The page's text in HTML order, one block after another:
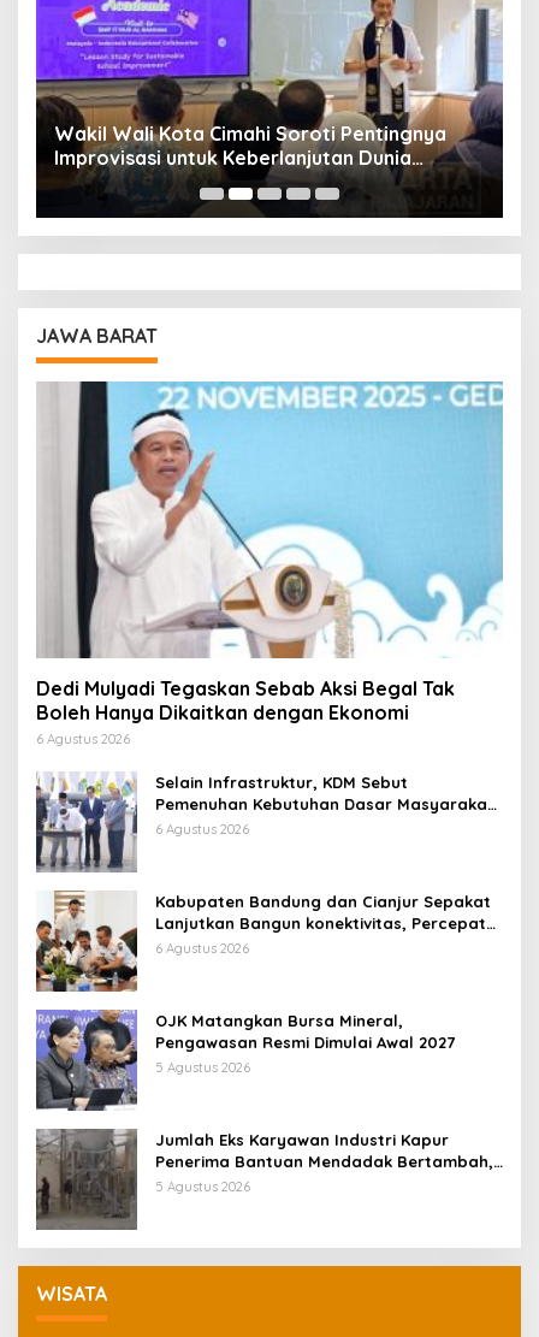
Wakil Wali Kota Cimahi Soroti Pentingnya
Improvisasi untuk Keberlanjutan Dunia
Pendidikan
JAWA BARAT
Dedi Mulyadi Tegaskan Sebab Aksi Begal Tak
Boleh Hanya Dikaitkan dengan Ekonomi
6 Agustus 2026
Selain Infrastruktur, KDM Sebut
Pemenuhan Kebutuhan Dasar Masyarakat
Jadi Fokus APBD Jabar 2027
6 Agustus 2026
Kabupaten Bandung dan Cianjur Sepakat
Lanjutkan Bangun konektivitas, Percepat
Pertumbuhan Ekonomi Daerah
6 Agustus 2026
OJK Matangkan Bursa Mineral,
Pengawasan Resmi Dimulai Awal 2027
5 Agustus 2026
Jumlah Eks Karyawan Industri Kapur
Penerima Bantuan Mendadak Bertambah,
KDM: Kita Identifikasi
5 Agustus 2026
WISATA